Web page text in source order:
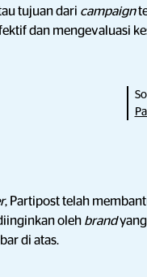
tujuan dari campaign
dan mengevaluasi
, Partipost telah
oleh brand
di atas.